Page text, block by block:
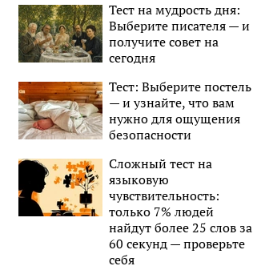
Тест на мудрость дня:
Выберите писателя — и
получите совет на
сегодня
Тест: Выберите постель
— и узнайте, что вам
нужно для ощущения
безопасности
Сложный тест на
языковую
чувствительность:
только 7% людей
найдут более 25 слов за
60 секунд — проверьте
себя